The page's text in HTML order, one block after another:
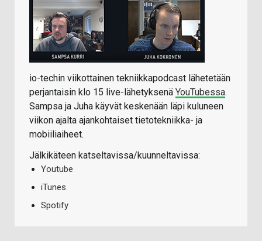
io-techin viikottainen tekniikkapodcast lähetetään
perjantaisin klo 15 live-lähetyksenä YouTubessa.
Sampsa ja Juha käyvät keskenään läpi kuluneen
viikon ajalta ajankohtaiset tietotekniikka- ja
mobiiliaiheet.
Jälkikäteen katseltavissa/kuunneltavissa:
Youtube
iTunes
Spotify